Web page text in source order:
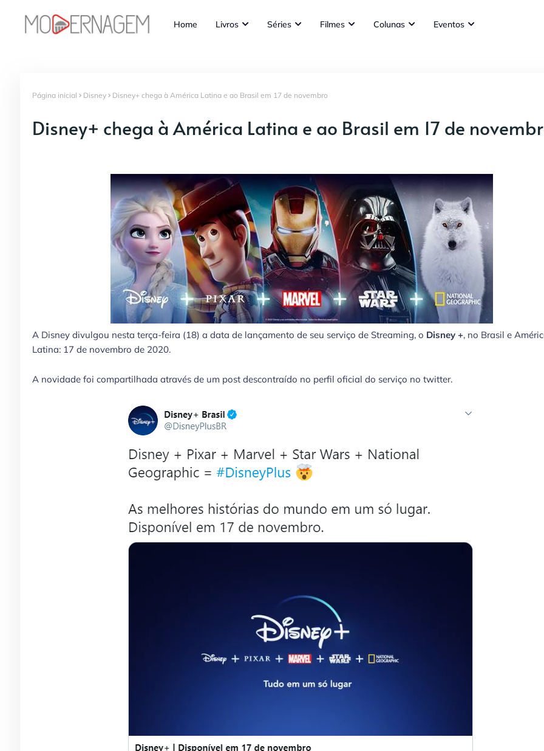
Home Livros Séries Filmes Colunas Eventos
Página inicial Disney Disney+ chega à América Latina e ao Brasil em 17 de novembro
Disney+ chega à América Latina e ao Brasil em 17 de
A Disney divulgou nesta terça-feira (18) a data de lançamento de seu serviço de Streaming, o Disney +, no Brasil e
Latina: 17 de novembro de 2020.
A novidade foi compartilhada através de um post descontraído no perfil oficial do serviço no twitter.